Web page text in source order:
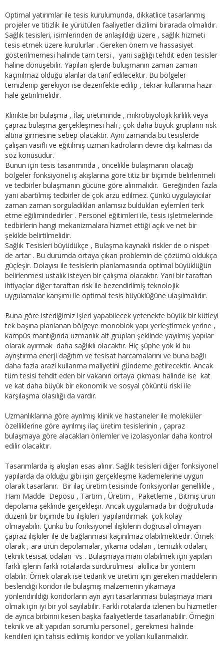
Optimal yatırımlar ile tesis kurulumunda, dikkatlice tasarlanmış
projeler ve titizlik ile yürütülen faaliyetler dizilimi birarada olmalıdır.
Sağlık tesisleri, isimlerinden de anlaşıldığı üzere , sağlık hizmeti
tesis etmek üzere kurulurlar . Gereken önem ve hassasiyet
gösterilmemesi halinde tam tersi , yani sağlığı tehdit eden tesisler
haline dönüşebilir. Yapılan işlerde buluşmanın zaman zaman
kaçınılmaz olduğu alanlar da tarif edilecektir. Bu bölgeler
temizlenip gerekiyor ise dezenfekte edilip , tekrar kullanıma hazır
hale getirilmelidir.
Klinikte bir bulaşma , İlaç üretiminde , mikrobiyolojik kirlilik veya
çapraz bulaşma gerçekleşmesi hali , çok daha büyük grupların risk
altına girmesine sebep olacaktır. Aynı zamanda bu tesislerde
çalışan vasıflı ve eğitilmiş uzman kadroların devre dışı kalması da
söz konusudur.
Bunun için tesis tasarımında , öncelikle bulaşmanın olacağı
bölgeler fonksiyonel iş akışlarına göre titiz bir biçimde belirlenmeli
ve tedbirler bulaşmanın gücüne göre alınmalıdır. Gereğinden fazla
yani abartılmış tedbirler de çok arzu edilmez. Çünkü uygulayıcılar
zaman zaman sorguladıkları anlamsız buldukları eylemleri terk
etme eğilimindedirler . Personel eğitimleri ile, tesis işletmelerinde
tedbirlerin hangi mekanizmalara hizmet ettiği açık ve net bir
şekilde belirtilmelidir.
Sağlık Tesisleri büyüdükçe , Bulaşma kaynaklı riskler de o nispet
de artar . Bu durumda ortaya çıkan problemin de çözümü oldukça
güçleşir. Dolayısı ile tesislerin planlamasında optimal büyüklüğün
belirlenmesi ustalık isteyen bir çalışma olacaktır. Yani bir taraftan
ihtiyaçlar diğer taraftan risk ile bezendirilmiş teknolojik
uygulamalar karışımı ile optimal tesis büyüklüğüne ulaşılmalıdır.
Buna göre istediğimiz işleri yapabilecek yetenekte büyük bir kütleyi
tek başına planlanan bölgeye monoblok yapı yerleştirmek yerine ,
kampüs mantığında uzmanlık alt grupları şeklinde yayılmış yapılar
olarak ayırmak daha sağlıklı olacaktır. Hiç şüphe yok ki bu
ayrıştırma enerji dağıtım ve tesisat harcamalarını ve buna bağlı
daha fazla arazi kullanma maliyetini gündeme getirecektir. Ancak
tüm tesisi tehdit eden bir vakanın ortaya çıkması halinde ise kat
ve kat daha büyük bir ekonomik ve sosyal çöküntü riski ile
karşılaşma olasılığı da vardır.
Uzmanlıklarına göre ayrılmış klinik ve hastaneler ile moleküler
özelliklerine göre ayrılmış ilaç üretim tesislerinin , çapraz
bulaşmaya göre alacakları önlemler ve izolasyonlar daha kontrol
edilir olacaktır.
Tasarımlarda iş akışları esas alınır. Sağlık tesisleri diğer fonksiyonel
yapılarda da olduğu gibi işin gerçekleşme kademelerine uygun
olarak tasarlanır. Bir ilaç üretim tesisinde fonksiyonlar genellikle ,
Ham Madde Deposu , Tartım , Üretim , Paketleme , Bitmiş ürün
depolama şeklinde gerçekleşir. Ancak uygulamada bir doğrultuda
düzenli bir biçimde bu ilişkileri yapılandırmak çok kolay
olmayabilir. Çünkü bu fonksiyonel ilişkilerin doğrusal olmayan
çapraz ilişkiler ile de bağlanması kaçınılmaz olabilmektedir. Örnek
olarak , ara ürün depolamalar, yıkama odaları , temizlik odaları,
teknik tesisat odaları vs . Bulaşmaya mani olabilmek için yapılan
farklı işlerin farklı rotalarda sürdürülmesi akıllıca bir yöntem
olabilir. Örnek olarak ise tedarik ve üretim için gereken maddelerin
beslendiği koridor ile bulaşmış malzemenin yıkamaya
yönlendirildiği koridorların ayrı ayrı tasarlanması bulaşmaya mani
olmak için iyi bir yol sayılabilir. Farklı rotalarda izlenen bu hizmetler
de ayrıca birbirini kesen başka faaliyetlerde tasarlanabilir. Örneğin
teknik ve alt yapıdan sorumlu personel , gerekmesi halinde
kendileri için tahsis edilmiş koridor ve yolları kullanmalıdır.